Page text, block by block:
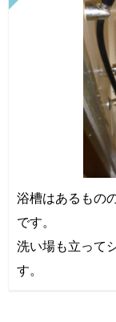
浴槽はあるもの
です。
洗い場も立って
す。